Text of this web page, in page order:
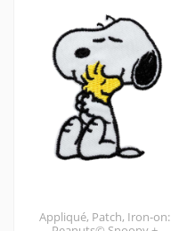
Appliqué, Patch, Iron-on: